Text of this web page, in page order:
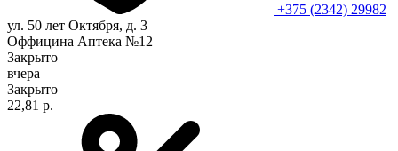
+375 (2342) 29982
ул. 50 лет Октября, д. 3
Оффицина Аптека №12
Закрыто
вчера
Закрыто
22,81 р.